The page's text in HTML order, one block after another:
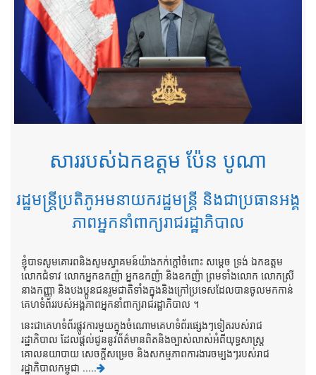
សាររបស់ឯកឧត្តម ប៉ែន បូណា
រដ្ឋមន្ត្រីប្រតិភូអមនាយករដ្ឋមន្ត្រី និងជាប្រធានអង្គ
ភាពអ្នកនាំពាក្យរាជរដ្ឋាភិបាល
ខ្ញុំបាទសូមគោរពនិងសូមស្វាគមន៍យ៉ាងកក់ក្តៅចំពោះ សម្តេច ទ្រង់ ឯកឧត្តម
លោកជំទាវ លោកអ្នកឧកញ៉ា អ្នកឧកញ៉ា និងឧកញ៉ា ព្រមទាំងលោក លោកស្រី
នាងកញ្ញា និងបងប្អូនជនរួមជាតិទាំងក្នុងនិងក្រៅប្រទេសដែលបានចូលមកកាន់
គេហទំព័ររបស់អង្គភាពអ្នកនាំពាក្យរាជរដ្ឋាភិបាល ។
នេះជាគេហទំព័រផ្លូវការមួយក្នុងចំណោមគេហទំព័រផ្សេងៗទៀតរបស់រាជ
រដ្ឋាភិបាល ដែលផ្តល់ជូននូវព័ត៌មានពិតនិងច្បាស់លាស់អំពីយុទ្ធសាស្រ្ត
គោលនយាបាយ សេចក្តីសម្រេច និងសកម្មភាពការងារចម្បងៗរបស់រាជ
រដ្ឋាភិបាលកម្ពុជា .....